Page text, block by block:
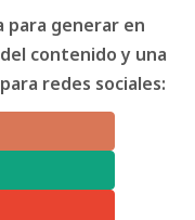
para generar en
contenido y una
redes sociales: